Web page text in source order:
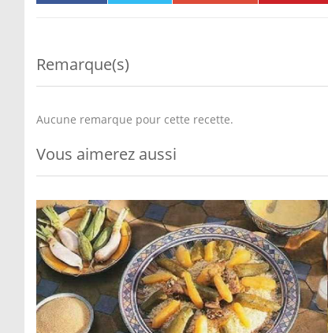
Remarque(s)
Aucune remarque pour cette recette.
Vous aimerez aussi